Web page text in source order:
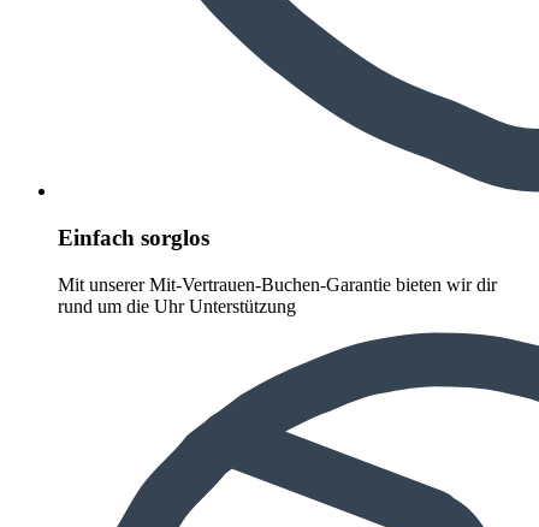
Einfach sorglos
Mit unserer Mit-Vertrauen-Buchen-Garantie bieten wir dir
rund um die Uhr Unterstützung